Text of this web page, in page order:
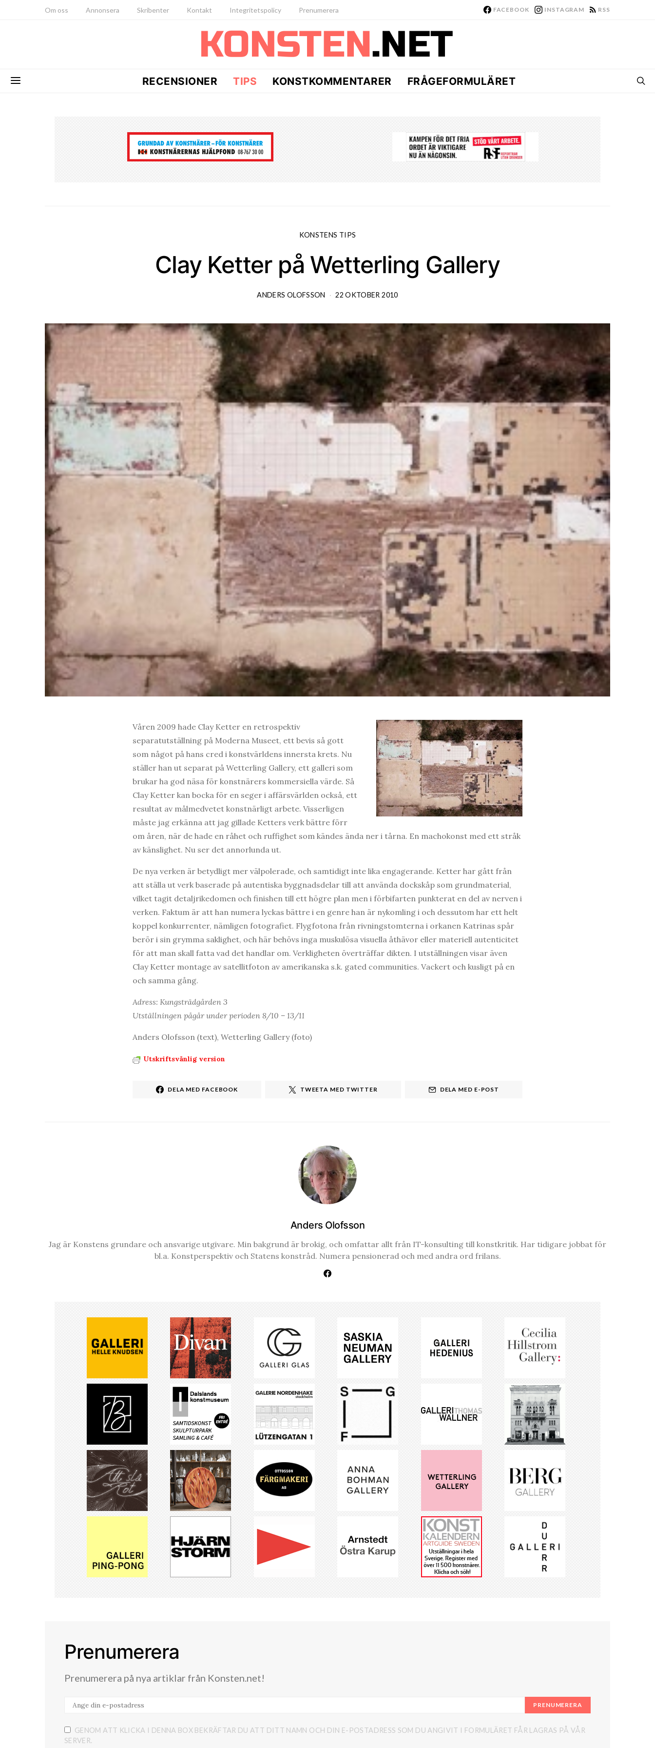
Om oss Annonsera Skribenter Kontakt Integritetspolicy Prenumerera FACEBOOK INSTAGRAM RSS
RECENSIONER TIPS KONSTKOMMENTARER FRÅGEFORMULÄRET
KONSTENS TIPS
Clay Ketter på Wetterling Gallery
ANDERS OLOFSSON 22 OKTOBER 2010
Våren 2009 hade Clay Ketter en retrospektiv
separatutställning på Moderna Museet, ett bevis så gott
som något på hans cred i konstvärldens innersta krets. Nu
ställer han ut separat på Wetterling Gallery, ett galleri som
brukar ha god näsa för konstnärers kommersiella värde. Så
Clay Ketter kan bocka för en seger i affärsvärlden också, ett
resultat av målmedvetet konstnärligt arbete. Visserligen
måste jag erkänna att jag gillade Ketters verk bättre förr
om åren, när de hade en råhet och ruffighet som kändes ända ner i tårna. En machokonst med ett stråk
av känslighet. Nu ser det annorlunda ut.
De nya verken är betydligt mer välpolerade, och samtidigt inte lika engagerande. Ketter har gått från
att ställa ut verk baserade på autentiska byggnadsdelar till att använda dockskåp som grundmaterial,
vilket tagit detaljrikedomen och finishen till ett högre plan men i förbifarten punkterat en del av nerven i
verken. Faktum är att han numera lyckas bättre i en genre han är nykomling i och dessutom har ett helt
koppel konkurrenter, nämligen fotografiet. Flygfotona från rivningstomterna i orkanen Katrinas spår
berör i sin grymma saklighet, och här behövs inga muskulösa visuella åthävor eller materiell autenticitet
för att man skall fatta vad det handlar om. Verkligheten överträffar dikten. I utställningen visar även
Clay Ketter montage av satellitfoton av amerikanska s.k. gated communities. Vackert och kusligt på en
och samma gång.
Adress: Kungsträdgården 3
Utställningen pågår under perioden 8/10 – 13/11
Anders Olofsson (text), Wetterling Gallery (foto)
Utskriftsvänlig version
DELA MED FACEBOOK TWEETA MED TWITTER DELA MED E-POST
Anders Olofsson
Jag är Konstens grundare och ansvarige utgivare. Min bakgrund är brokig, och omfattar allt från IT-konsulting till konstkritik. Har tidigare jobbat för
bl.a. Konstperspektiv och Statens konstråd. Numera pensionerad och med andra ord frilans.
Prenumerera
Prenumerera på nya artiklar från Konsten.net!
PRENUMERERA
GENOM ATT KLICKA I DENNA BOX BEKRÄFTAR DU ATT DITT NAMN OCH DIN E-POSTADRESS SOM DU ANGIVIT I FORMULÄRET FÅR LAGRAS PÅ VÅR
SERVER.